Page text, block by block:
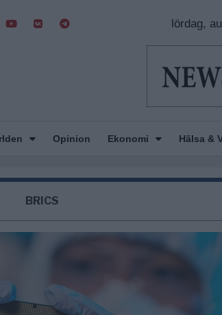
lördag,
Opinion Ekonomi Hälsa &
BRICS